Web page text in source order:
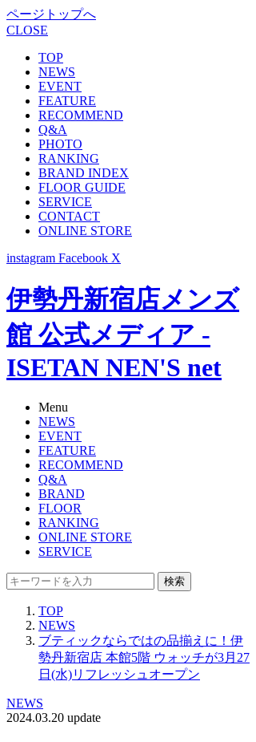
ページトップへ
CLOSE
TOP
NEWS
EVENT
FEATURE
RECOMMEND
Q&A
PHOTO
RANKING
BRAND INDEX
FLOOR GUIDE
SERVICE
CONTACT
ONLINE STORE
instagram Facebook X
伊勢丹新宿店メンズ
館 公式メディア -
ISETAN NEN'S net
Menu
NEWS
EVENT
FEATURE
RECOMMEND
Q&A
BRAND
FLOOR
RANKING
ONLINE STORE
SERVICE
検索
TOP
NEWS
ブティックならではの品揃えに！伊
勢丹新宿店 本館5階 ウォッチが3月27
日(水)リフレッシュオープン
NEWS
2024.03.20 update